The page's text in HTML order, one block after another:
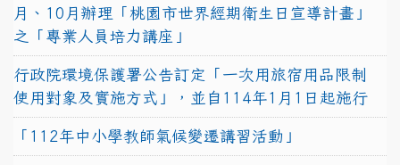
月、10月辦理「桃園市世界經期衛生日宣導計畫」
之「專業人員培力講座」
行政院環境保護署公告訂定「一次用旅宿用品限制
使用對象及實施方式」，並自114年1月1日起施行
「112年中小學教師氣候變遷講習活動」